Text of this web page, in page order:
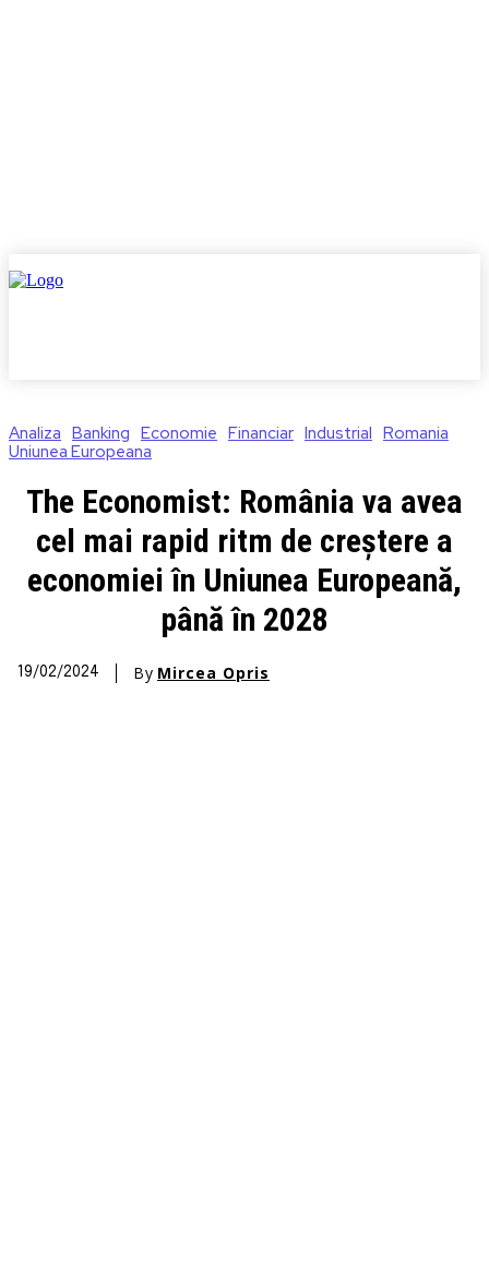
Analiza Banking Economie Financiar Industrial Romania
Uniunea Europeana
The Economist: România va avea
cel mai rapid ritm de creștere a
economiei în Uniunea Europeană,
până în 2028
19/02/2024 By Mircea Opris